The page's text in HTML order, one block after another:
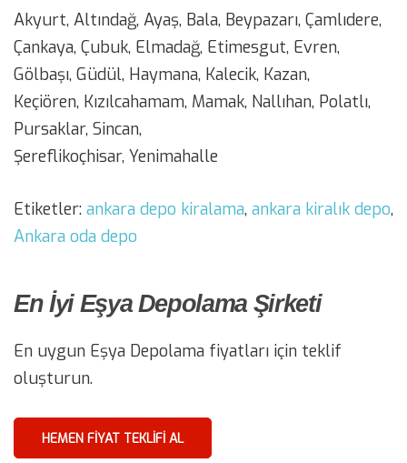
Akyurt, Altındağ, Ayaş, Bala, Beypazarı, Çamlıdere,
Çankaya, Çubuk, Elmadağ, Etimesgut, Evren,
Gölbaşı, Güdül, Haymana, Kalecik, Kazan,
Keçiören, Kızılcahamam, Mamak, Nallıhan, Polatlı,
Pursaklar, Sincan,
Şereflikoçhisar, Yenimahalle
Etiketler: ankara depo kiralama, ankara kiralık depo,
Ankara oda depo
En İyi Eşya Depolama Şirketi
En uygun Eşya Depolama fiyatları için teklif
oluşturun.
HEMEN FIYAT TEKLIFI AL